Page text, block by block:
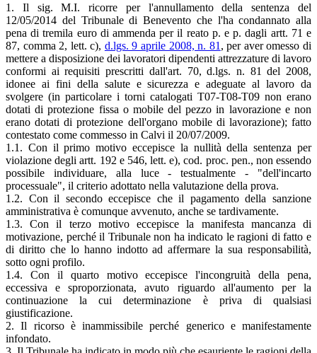
1. Il sig. M.I. ricorre per l'annullamento della sentenza del
12/05/2014 del Tribunale di Benevento che l'ha condannato alla
pena di tremila euro di ammenda per il reato p. e p. dagli artt. 71 e
87, comma 2, lett. c), d.lgs. 9 aprile 2008, n. 81 , per aver omesso di
mettere a disposizione dei lavoratori dipendenti attrezzature di lavoro
conformi ai requisiti prescritti dall'art. 70, d.lgs. n. 81 del 2008,
idonee ai fini della salute e sicurezza e adeguate al lavoro da
svolgere (in particolare i torni catalogati T07-T08-T09 non erano
dotati di protezione fissa o mobile del pezzo in lavorazione e non
erano dotati di protezione dell'organo mobile di lavorazione); fatto
contestato come commesso in Calvi il 20/07/2009.
1.1. Con il primo motivo eccepisce la nullità della sentenza per
violazione degli artt. 192 e 546, lett. e), cod. proc. pen., non essendo
possibile individuare, alla luce - testualmente - "dell'incarto
processuale", il criterio adottato nella valutazione della prova.
1.2. Con il secondo eccepisce che il pagamento della sanzione
amministrativa è comunque avvenuto, anche se tardivamente.
1.3. Con il terzo motivo eccepisce la manifesta mancanza di
motivazione, perché il Tribunale non ha indicato le ragioni di fatto e
di diritto che lo hanno indotto ad affermare la sua responsabilità,
sotto ogni profilo.
1.4. Con il quarto motivo eccepisce l'incongruità della pena,
eccessiva e sproporzionata, avuto riguardo all'aumento per la
continuazione la cui determinazione è priva di qualsiasi
giustificazione.
2. Il ricorso è inammissibile perché generico e manifestamente
infondato.